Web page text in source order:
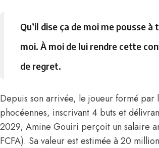
Qu’il dise ça de moi me pousse
moi. À moi de lui rendre cette
de regret.
Depuis son arrivée, le joueur formé par
phocéennes, inscrivant 4 buts et
2029, Amine Gouiri perçoit un salaire
FCFA). Sa valeur est estimée à 20